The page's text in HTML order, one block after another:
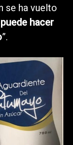
se ha vuelto
hacer
”.